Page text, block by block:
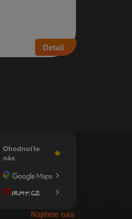
Detail
Ohodnoťte
nás
Najdete nás